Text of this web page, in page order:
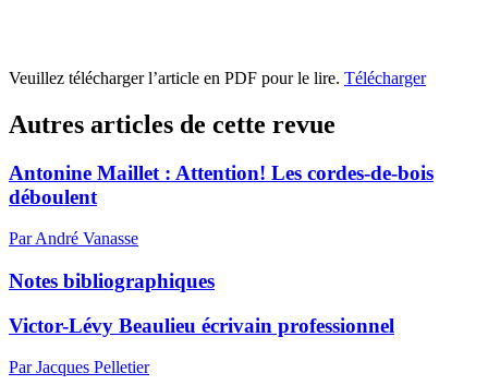
Veuillez télécharger l’article en PDF pour le lire. Télécharger
Autres articles de cette revue
Antonine Maillet : Attention! Les cordes-de-bois
déboulent
Par André Vanasse
Notes bibliographiques
Victor-Lévy Beaulieu écrivain professionnel
Par Jacques Pelletier